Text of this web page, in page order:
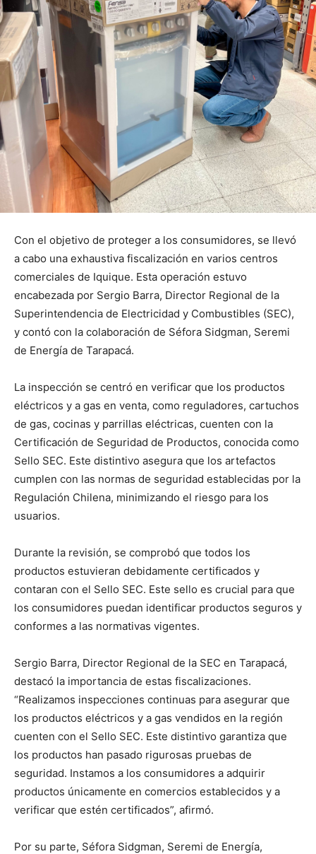
Con el objetivo de proteger a los consumidores, se llevó
a cabo una exhaustiva fiscalización en varios centros
comerciales de Iquique. Esta operación estuvo
encabezada por Sergio Barra, Director Regional de la
Superintendencia de Electricidad y Combustibles (SEC),
y contó con la colaboración de Séfora Sidgman, Seremi
de Energía de Tarapacá.
La inspección se centró en verificar que los productos
eléctricos y a gas en venta, como reguladores, cartuchos
de gas, cocinas y parrillas eléctricas, cuenten con la
Certificación de Seguridad de Productos, conocida como
Sello SEC. Este distintivo asegura que los artefactos
cumplen con las normas de seguridad establecidas por la
Regulación Chilena, minimizando el riesgo para los
usuarios.
Durante la revisión, se comprobó que todos los
productos estuvieran debidamente certificados y
contaran con el Sello SEC. Este sello es crucial para que
los consumidores puedan identificar productos seguros y
conformes a las normativas vigentes.
Sergio Barra, Director Regional de la SEC en Tarapacá,
destacó la importancia de estas fiscalizaciones.
“Realizamos inspecciones continuas para asegurar que
los productos eléctricos y a gas vendidos en la región
cuenten con el Sello SEC. Este distintivo garantiza que
los productos han pasado rigurosas pruebas de
seguridad. Instamos a los consumidores a adquirir
productos únicamente en comercios establecidos y a
verificar que estén certificados”, afirmó.
Por su parte, Séfora Sidgman, Seremi de Energía,